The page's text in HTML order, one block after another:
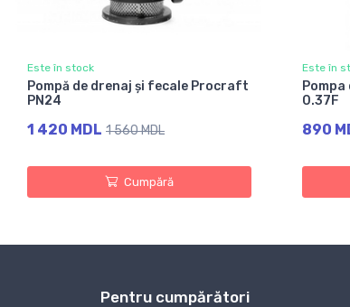
Este în stock
Pompă de drenaj și fecale Procraft
PN24
1 420 MDL 1 560 MDL
Cumpără
Este în
0.37F
890
Pentru cumpărători